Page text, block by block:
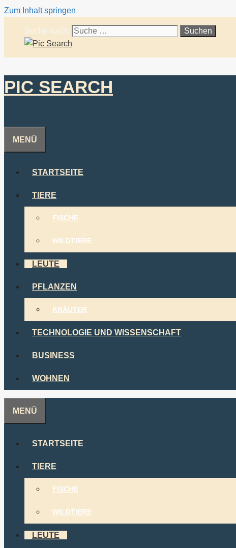
Zum Inhalt springen
Suche nach:
PIC SEARCH
MENÜ
STARTSEITE
TIERE
FISCHE
WILDTIERE
LEUTE
PFLANZEN
KRÄUTER
TECHNOLOGIE UND WISSENSCHAFT
BUSINESS
WOHNEN
MENÜ
STARTSEITE
TIERE
FISCHE
WILDTIERE
LEUTE